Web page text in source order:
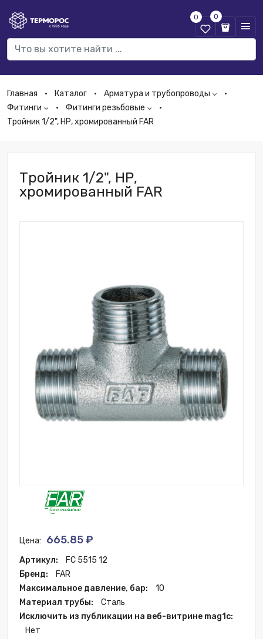
0 0
Главная Каталог
Арматура и трубопроводы
Фитинги
Фитинги резьбовые
Тройник 1/2", НР, хромированный FAR
Тройник 1/2", НР,
хромированный FAR
Цена: 665.85 ₽
Артикул:
FC 5515 12
Бренд:
FAR
Максимальное давление, бар:
10
Материал трубы:
Сталь
Исключить из публикации на веб-витрине mag1c:
Нет